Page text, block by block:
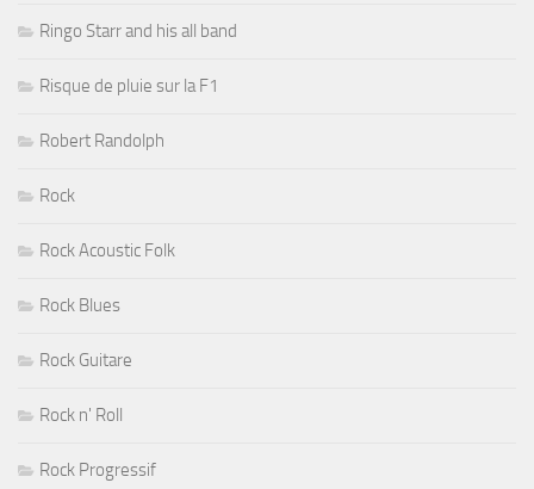
Ringo Starr and his all band
Risque de pluie sur la F1
Robert Randolph
Rock
Rock Acoustic Folk
Rock Blues
Rock Guitare
Rock n' Roll
Rock Progressif